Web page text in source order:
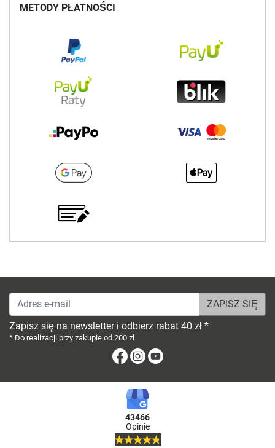
METODY PŁATNOŚCI
Adres e-mail
Zapisz się na newsletter i odbierz rabat 40 zł *
* Do realizacji przy zakupie od 200 zł
FacebookInstagram
43466
Opinie